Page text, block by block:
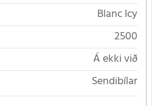
Blanc Icy
2500
Á ekki við
Sendibílar